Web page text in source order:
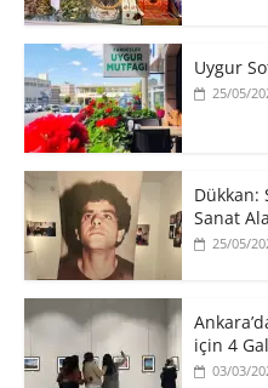
Uygur
25/05/
​Dükkan:
Sanat
25/05/
için 4
03/03/